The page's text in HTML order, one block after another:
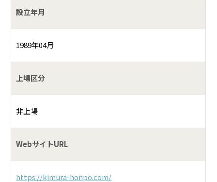
設立年月
1989年04月
上場区分
非上場
WebサイトURL
https://kimura-honpo.com/